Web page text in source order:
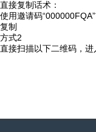
直接复制话术：
使用邀请码
复制
方式2
直接扫描以下二维码，